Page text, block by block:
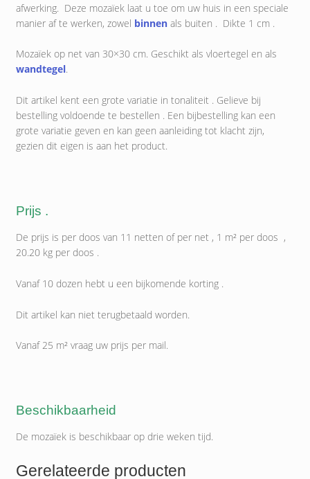
afwerking. Deze mozaïek laat u toe om uw huis in een speciale
manier af te werken, zowel binnenals buiten . Dikte 1 cm .
Mozaïek op net van 30×30 cm. Geschikt als vloertegel en als
wandtegel.
Dit artikel kent een grote variatie in tonaliteit . Gelieve bij
bestelling voldoende te bestellen . Een bijbestelling kan een
grote variatie geven en kan geen aanleiding tot klacht zijn,
gezien dit eigen is aan het product.
Prijs .
De prijs is per doos van 11 netten of per net , 1 m² per doos ,
20.20 kg per doos .
Vanaf 10 dozen hebt u een bijkomende korting .
Dit artikel kan niet terugbetaald worden.
Vanaf 25 m² vraag uw prijs per mail.
Beschikbaarheid
De mozaïek is beschikbaar op drie weken tijd.
Gerelateerde producten